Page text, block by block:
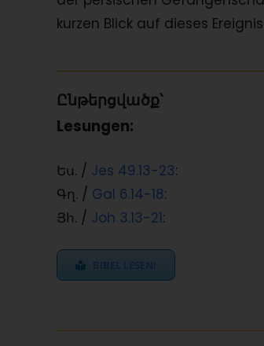
kurzen Blick auf dieses
Ընթերցվածք՝
Lesungen:
Ես. / Jes 49.13-23:
Գղ. / Gal 6.14-18:
Յհ. / Joh 3.13-21: